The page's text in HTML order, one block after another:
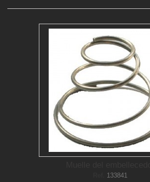
133841